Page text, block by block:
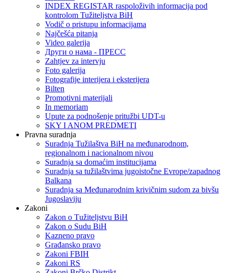
INDEX REGISTAR raspoloživih informacija pod
kontrolom Tužiteljstva BiH
Vodič o pristupu informacijama
Najčešća pitanja
Video galerija
Други о нама - ПРЕСC
Zahtjev za intervju
Foto galerija
Fotografije interijera i eksterijera
Bilten
Promotivni materijali
In memoriam
Upute za podnošenje pritužbi UDT-u
SKY I ANOM PREDMETI
Pravna suradnja
Suradnja Tužilaštva BiH na međunarodnom,
regionalnom i nacionalnom nivou
Suradnja sa domaćim institucijama
Suradnja sa tužilaštvima jugoistočne Evrope/zapadnog
Balkana
Suradnja sa Međunarodnim krivičnim sudom za bivšu
Jugoslaviju
Zakoni
Zakon o Тužiteljstvu BiH
Zakon o Sudu BiH
Kazneno pravo
Građansko pravo
Zakoni FBIH
Zakoni RS